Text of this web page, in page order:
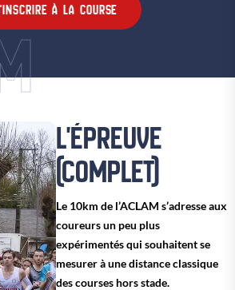
À LA COURSE
L'ÉPREUVE
(COMPLET)
Le 10km de l’ACLAM s’adresse aux
coureurs un peu plus
expérimentés qui souhaitent se
mesurer à une distance classique
des courses hors stade.